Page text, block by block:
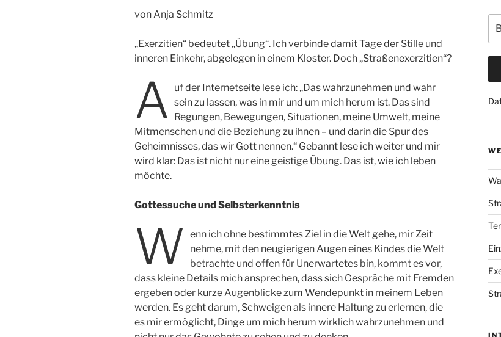
von Anja Schmitz
„Exerzitien“ bedeutet „Übung“. Ich verbinde damit Tage der Stille und
inneren Einkehr, abgelegen in einem Kloster. Doch „Straßenexerzitien“?
A
uf der Internetseite lese ich: „Das wahrzunehmen und wahr
sein zu lassen, was in mir und um mich herum ist. Das sind
Regungen, Bewegungen, Situationen, meine Umwelt, meine
Mitmenschen und die Beziehung zu ihnen – und darin die Spur des
Geheimnisses, das wir Gott nennen.“ Gebannt lese ich weiter und mir
wird klar: Das ist nicht nur eine geistige Übung. Das ist, wie ich leben
möchte.
Gottessuche und Selbsterkenntnis
W
enn ich ohne bestimmtes Ziel in die Welt gehe, mir Zeit
nehme, mit den neugierigen Augen eines Kindes die Welt
betrachte und offen für Unerwartetes bin, kommt es vor,
dass kleine Details mich ansprechen, dass sich Gespräche mit Fremden
ergeben oder kurze Augenblicke zum Wendepunkt in meinem Leben
werden. Es geht darum, Schweigen als innere Haltung zu erlernen, die
es mir ermöglicht, Dinge um mich herum wirklich wahrzunehmen und